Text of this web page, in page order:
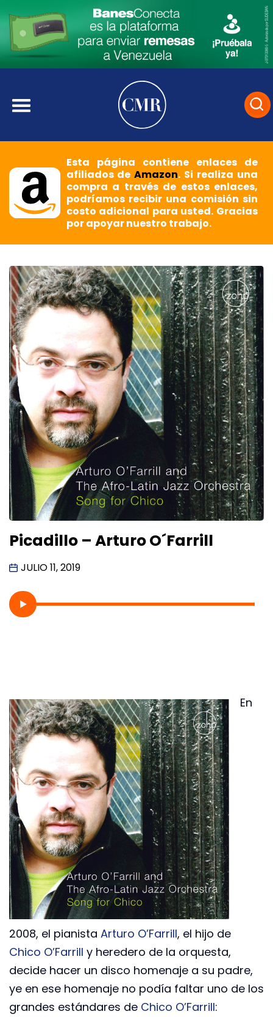
Esta página contiene enlaces de
afiliados deAmazon. Si realiza una
compra a través de estos enlaces,
podríamos recibir una comisión sin
costo adicional para usted. Gracias
por apoyar nuestro trabajo.
Picadillo – Arturo O´Farrill
JULIO 11, 2019
En
2008, el pianista Arturo O’Farrill, el hijo de
Chico O’Farrill y heredero de la orquesta,
decide hacer un disco homenaje a su padre,
ye en ese homenaje no podía faltar uno de los
grandes estándares de Chico O’Farrill: